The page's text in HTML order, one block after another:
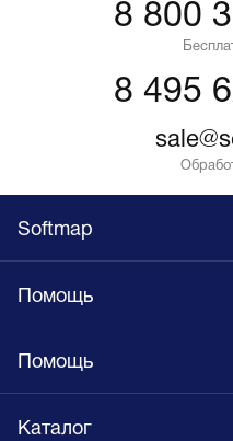
8 800
8 495
Softmap
Помощь
Помощь
Каталог